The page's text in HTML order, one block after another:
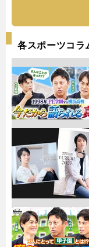
各スポーツコラ